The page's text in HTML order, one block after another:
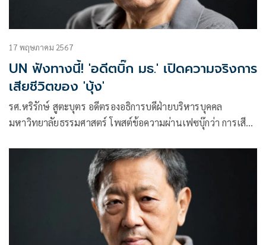
17 พฤษภาคม 2567
UN ฟังทางนี้! 'อดีตบิ๊ก มธ.' เปิดความจริงการ
เสียชีวิตของ 'บุ้ง'
รศ.หริรักษ์ สูตะบุตร อดีตรองอธิการบดีฝ่ายบริหารบุคคล
มหาวิทยาลัยธรรมศาสตร์ โพสต์ข้อความผ่านเฟซบุ๊กว่า การเสีย